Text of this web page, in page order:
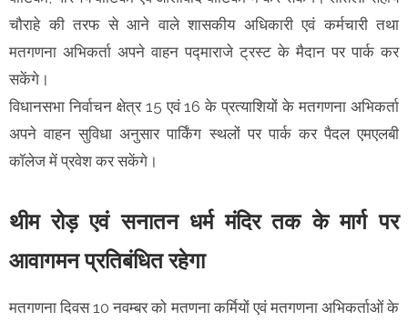
चौराहे की तरफ से आने वाले शासकीय अधिकारी एवं कर्मचारी तथा
मतगणना अभिकर्ता अपने वाहन पद्माराजे ट्रस्ट के मैदान पर पार्क कर
सकेंगे।
विधानसभा निर्वाचन क्षेत्र 15 एवं 16 के प्रत्याशियों के मतगणना अभिकर्ता
अपने वाहन सुविधा अनुसार पार्किंग स्थलों पर पार्क कर पैदल एमएलबी
कॉलेज में प्रवेश कर सकेंगे।
थीम रोड़ एवं सनातन धर्म मंदिर तक के मार्ग पर
आवागमन प्रतिबंधित रहेगा
मतगणना दिवस 10 नवम्बर को मतणना कर्मियों एवं मतगणना अभिकर्ताओं के